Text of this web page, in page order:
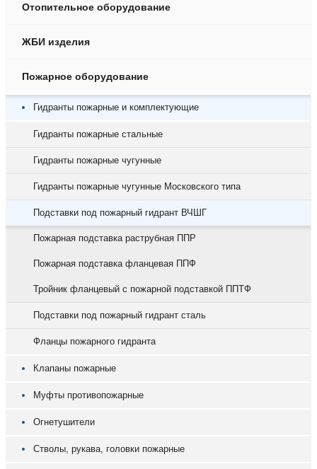
Отопительное оборудование
ЖБИ изделия
Пожарное оборудование
Гидранты пожарные и комплектующие
Гидранты пожарные стальные
Гидранты пожарные чугунные
Гидранты пожарные чугунные Московского типа
Подставки под пожарный гидрант ВЧШГ
Пожарная подставка раструбная ППР
Пожарная подставка фланцевая ППФ
Тройник фланцевый с пожарной подставкой ППТФ
Подставки под пожарный гидрант сталь
Фланцы пожарного гидранта
Клапаны пожарные
Муфты противопожарные
Огнетушители
Стволы, рукава, головки пожарные